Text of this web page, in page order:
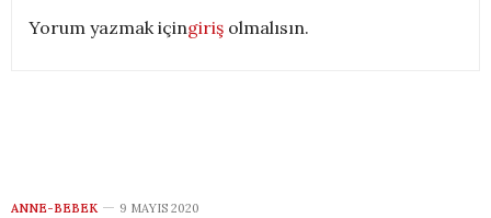
Yorum yazmak içingiriş olmalısın.
ANNE-BEBEK 9 MAYIS 2020